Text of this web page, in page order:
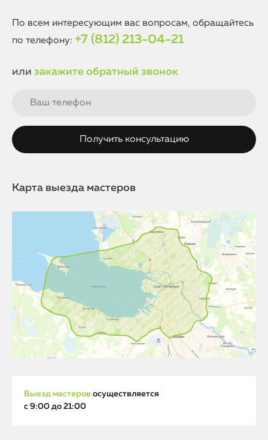
По всем интересующим вас вопросам, обращайтесь
по телефону: +7 (812) 213-04-21
или закажите обратный звонок
Карта выезда мастеров
Выезд мастеров осуществляется
с 9:00 до 21:00